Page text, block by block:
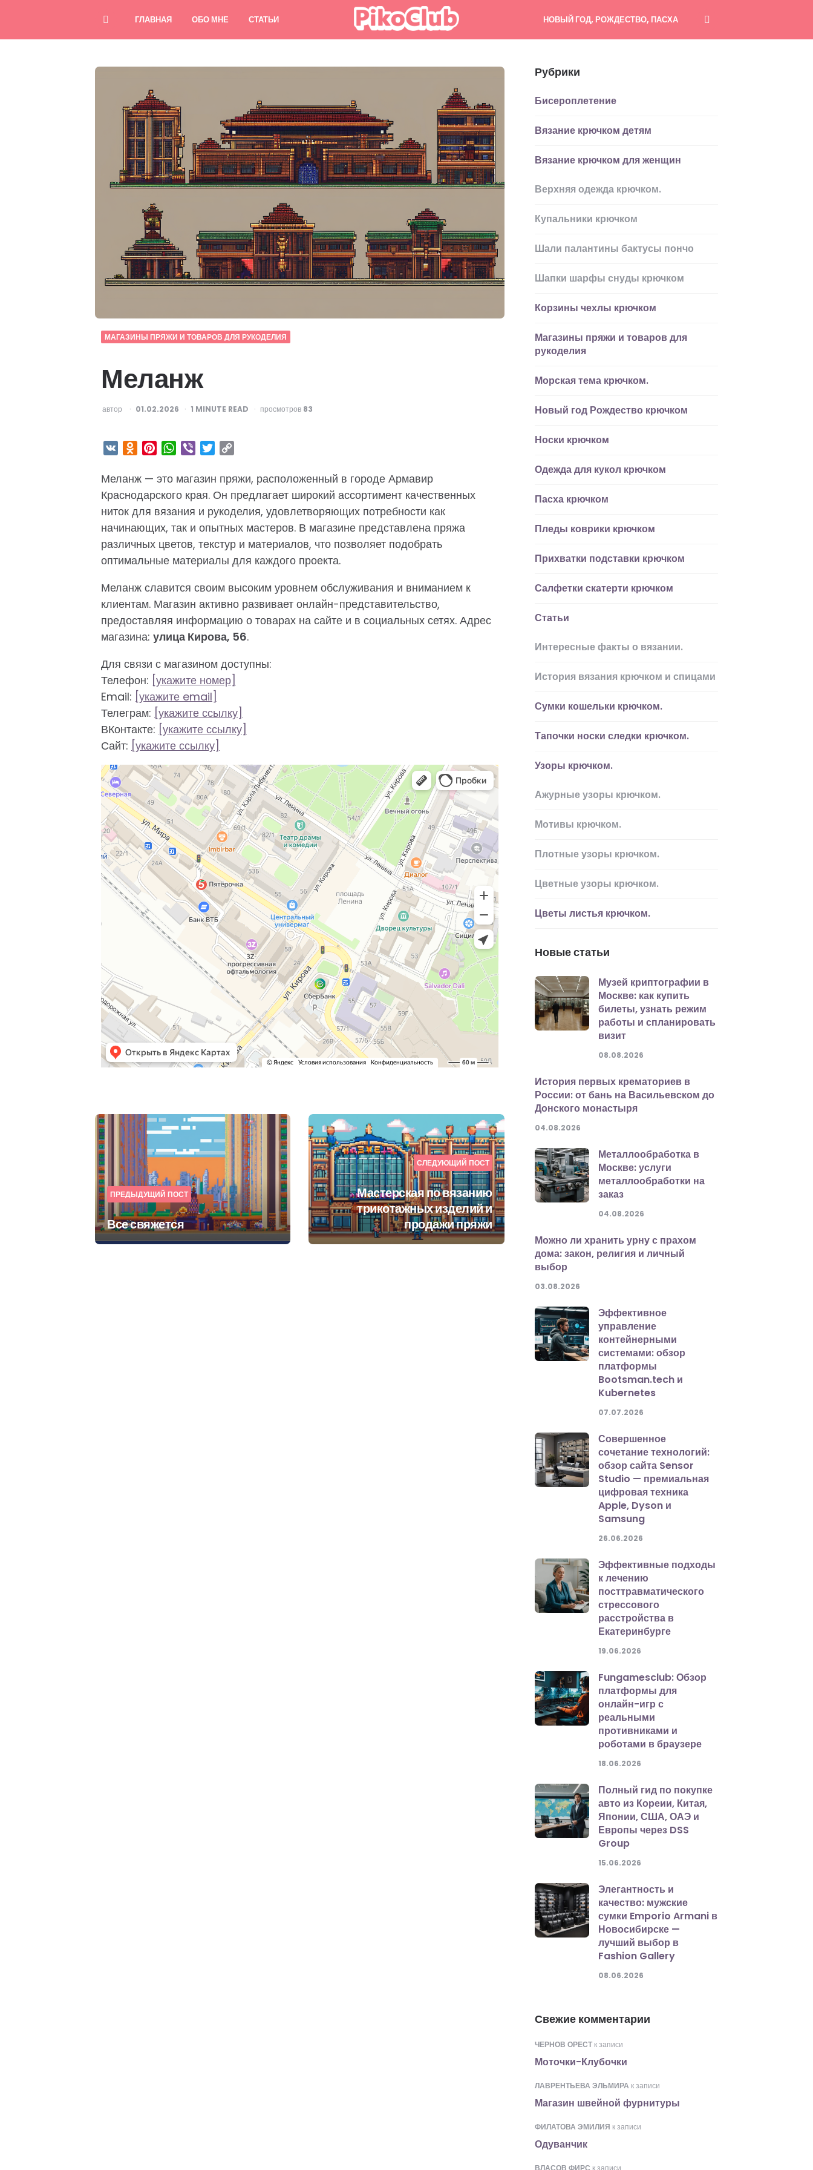
ГЛАВНАЯ ОБО МНЕ СТАТЬИ НОВЫЙ ГОД, РОЖДЕСТВО, ПАСХА
МАГАЗИНЫ ПРЯЖИ И ТОВАРОВ ДЛЯ РУКОДЕЛИЯ
Меланж
ОПУБЛИКОВАНО
автор 01.02.2026 1 MINUTE READ просмотров 83
VK Odnoklassniki
PinterestWhatsApp
Viber Twitter
Меланж — это магазин пряжи, расположенный в городе Армавир
Краснодарского края. Он предлагает широкий ассортимент качественных
ниток для вязания и рукоделия, удовлетворяющих потребности как
начинающих, так и опытных мастеров. В магазине представлена пряжа
различных цветов, текстур и материалов, что позволяет подобрать
оптимальные материалы для каждого проекта.
Меланж славится своим высоким уровнем обслуживания и вниманием к
клиентам. Магазин активно развивает онлайн-представительство,
предоставляя информацию о товарах на сайте и в социальных сетях. Адрес
магазина: улица Кирова, 56.
Для связи с магазином доступны:
Телефон: [укажите номер]
Email: [укажите email]
Телеграм: [укажите ссылку]
ВКонтакте: [укажите ссылку]
Сайт: [укажите ссылку]
Post
navigation
ПРЕДЫДУЩИЙ ПОСТ
Все свяжется
СЛЕДУЮЩИЙ ПОСТ
Мастерская по вязанию
трикотажных изделий и
продажи пряжи
Рубрики
Бисероплетение
Вязание крючком детям
Вязание крючком для женщин
Верхняя одежда крючком.
Купальники крючком
Шали палантины бактусы пончо
Шапки шарфы снуды крючком
Корзины чехлы крючком
Магазины пряжи и товаров для
рукоделия
Морская тема крючком.
Новый год Рождество крючком
Носки крючком
Одежда для кукол крючком
Пасха крючком
Пледы коврики крючком
Прихватки подставки крючком
Салфетки скатерти крючком
Статьи
Интересные факты о вязании.
История вязания крючком и спицами
Сумки кошельки крючком.
Тапочки носки следки крючком.
Узоры крючком.
Ажурные узоры крючком.
Мотивы крючком.
Плотные узоры крючком.
Цветные узоры крючком.
Цветы листья крючком.
Новые статьи
Музей криптографии в
Москве: как купить
билеты, узнать режим
работы и спланировать
визит
08.08.2026
История первых крематориев в
России: от бань на Васильевском до
Донского монастыря
04.08.2026
Металлообработка в
Москве: услуги
металлообработки на
заказ
04.08.2026
Можно ли хранить урну с прахом
дома: закон, религия и личный
выбор
03.08.2026
Эффективное
управление
контейнерными
системами: обзор
платформы
Bootsman.tech и
Kubernetes
07.07.2026
Совершенное
сочетание технологий:
обзор сайта Sensor
Studio — премиальная
цифровая техника
Apple, Dyson и
Samsung
26.06.2026
Эффективные подходы
к лечению
посттравматического
стрессового
расстройства в
Екатеринбурге
19.06.2026
Fungamesclub: Обзор
платформы для
онлайн-игр с
реальными
противниками и
роботами в браузере
18.06.2026
Полный гид по покупке
авто из Кореии, Китая,
Японии, США, ОАЭ и
Европы через DSS
Group
15.06.2026
Элегантность и
качество: мужские
сумки Emporio Armani в
Новосибирске —
лучший выбор в
Fashion Gallery
08.06.2026
Свежие комментарии
ЧЕРНОВ ОРЕСТк записи
Моточки-Клубочки
ЛАВРЕНТЬЕВА ЭЛЬМИРА к записи
Магазин швейной фурнитуры
ФИЛАТОВА ЭМИЛИЯ к записи
Одуванчик
ВЛАСОВ ФИРС к записи